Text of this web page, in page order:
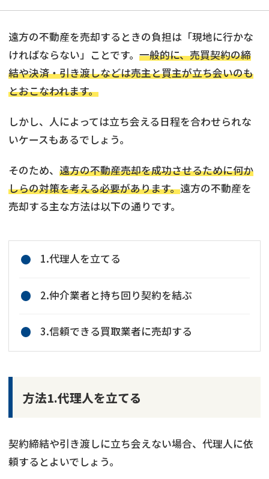
遠方の不動産を売却するときの負担は「現地に行かな
ければならない」ことです。 一般的に、売買契約の締
結や決済・引き渡しなどは売主と買主が立ち会いのも
とおこなわれます。
しかし、人によっては立ち会える日程を合わせられな
いケースもあるでしょう。
そのため、 遠方の不動産売却を成功させるために何か
しらの対策を考える必要があります。遠方の不動産を
売却する主な方法は以下の通りです。
1.代理人を立てる
2.仲介業者と持ち回り契約を結ぶ
3.信頼できる買取業者に売却する
方法1.代理人を立てる
契約締結や引き渡しに立ち会えない場合、代理人に依
頼するとよいでしょう。